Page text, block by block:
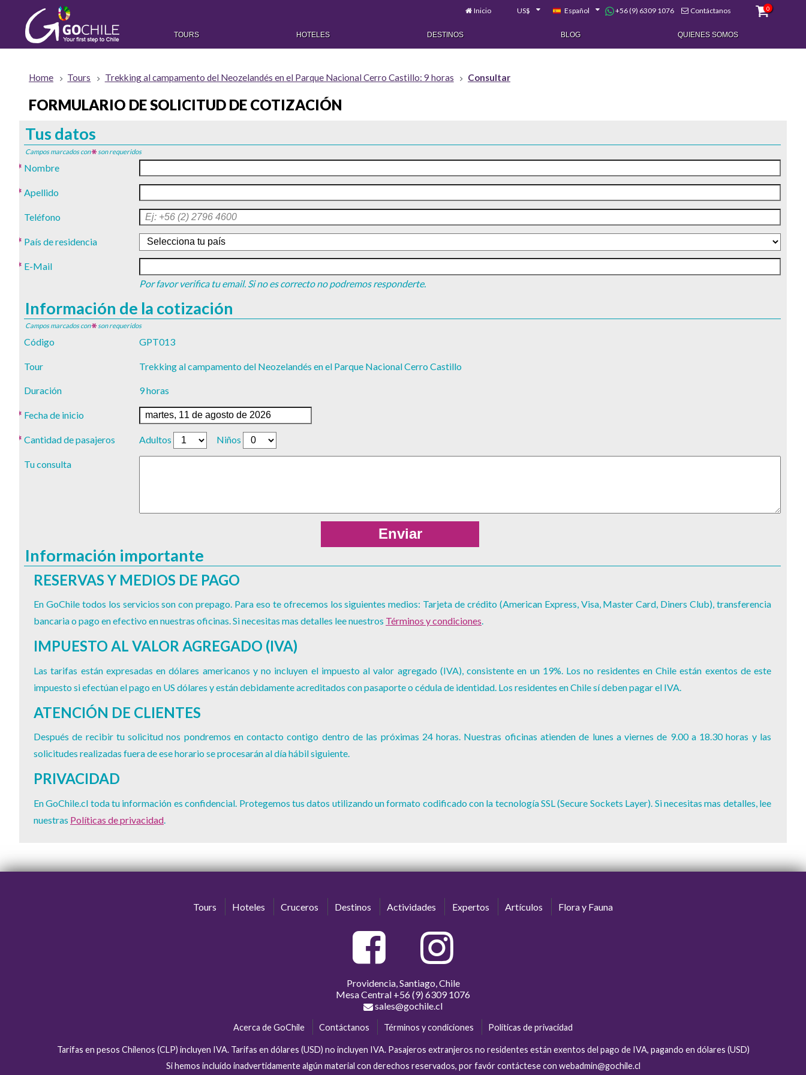
Inicio US$ Español +56 (9) 6309 1076 Contáctanos 0
TOURS HOTELES DESTINOS BLOG QUIENES SOMOS
Home Tours Trekking al campamento del Neozelandés en el Parque Nacional Cerro Castillo: 9 horas Consultar
FORMULARIO DE SOLICITUD DE COTIZACIÓN
Tus datos
Campos marcados con son requeridos
Nombre
Apellido
Teléfono
País de residencia
E-Mail
Por favor verifica tu email. Si no es correcto no podremos responderte.
Información de la cotización
Campos marcados con son requeridos
Código GPT013
Tour Trekking al campamento del Neozelandés en el Parque Nacional Cerro Castillo
Duración 9 horas
Fecha de inicio
Cantidad de pasajeros Adultos Niños
Tu consulta
Información importante
RESERVAS Y MEDIOS DE PAGO
En GoChile todos los servicios son con prepago. Para eso te ofrecemos los siguientes medios: Tarjeta de crédito (American Express, Visa, Master Card, Diners Club), transferencia
bancaria o pago en efectivo en nuestras oficinas. Si necesitas mas detalles lee nuestros Términos y condiciones.
IMPUESTO AL VALOR AGREGADO (IVA)
Las tarifas están expresadas en dólares americanos y no incluyen el impuesto al valor agregado (IVA), consistente en un 19%. Los no residentes en Chile están exentos de este
impuesto si efectúan el pago en US dólares y están debidamente acreditados con pasaporte o cédula de identidad. Los residentes en Chile sí deben pagar el IVA.
ATENCIÓN DE CLIENTES
Después de recibir tu solicitud nos pondremos en contacto contigo dentro de las próximas 24 horas. Nuestras oficinas atienden de lunes a viernes de 9.00 a 18.30 horas y las
solicitudes realizadas fuera de ese horario se procesarán al día hábil siguiente.
PRIVACIDAD
En GoChile.cl toda tu información es confidencial. Protegemos tus datos utilizando un formato codificado con la tecnología SSL (Secure Sockets Layer). Si necesitas mas detalles, lee
nuestras Políticas de privacidad
Tours Hoteles Cruceros Destinos Actividades Expertos Artículos Flora y Fauna
Providencia, Santiago, Chile
Mesa Central +56 (9) 6309 1076
sales@gochile.cl
Acerca de GoChile Contáctanos Términos y condiciones Políticas de privacidad
Tarifas en pesos Chilenos (CLP) incluyen IVA. Tarifas en dólares (USD) no incluyen IVA. Pasajeros extranjeros no residentes están exentos del pago de IVA, pagando en dólares (USD)
Si hemos incluído inadvertidamente algún material con derechos reservados, por favór contáctese con webadmin@gochile.cl